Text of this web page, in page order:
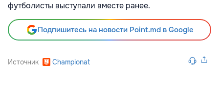
футболисты выступали вместе ранее.
Подпишитесь на новости Point.md в Google
Источник Championat